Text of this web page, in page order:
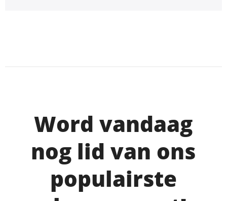
Word vandaag
nog lid van ons
populairste